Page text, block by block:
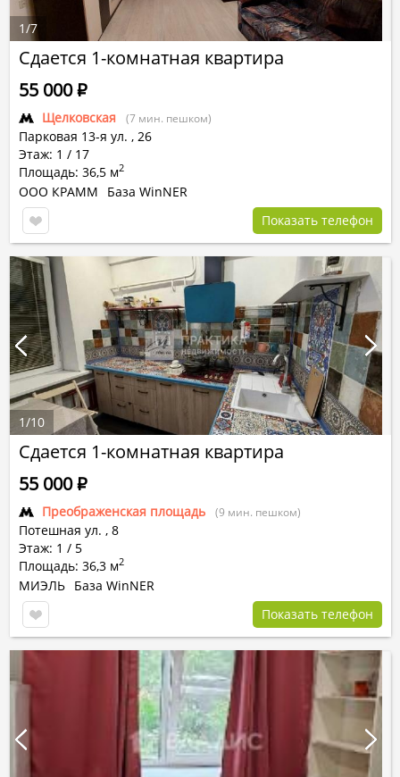
Сдается 1-комнатная квартира
Щелковская (7 мин. пешком)
Парковая 13-я ул. , 26
Этаж: 1 / 17
Площадь: 36,5 м2
55 000Р
ООО КРАММ
База WinNER
Показать телефон
1/7
Сдается 1-комнатная квартира
Преображенская площадь (9 мин. пешком)
Потешная ул. , 8
Этаж: 1 / 5
Площадь: 36,3 м2
55 000Р
МИЭЛЬ База WinNER
Показать телефон
1/10